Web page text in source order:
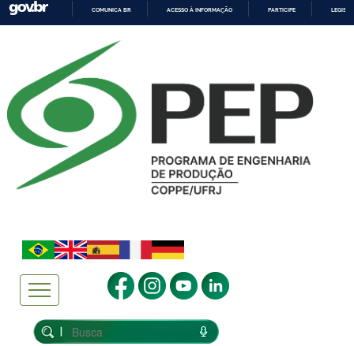
COMUNICA BR ACESSO À INFORMAÇÃO PARTICIPE